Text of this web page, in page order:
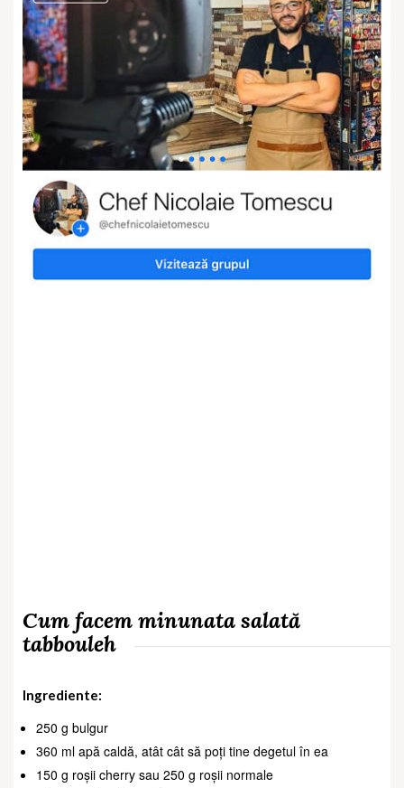
Cum facem minunata salată
tabbouleh
Ingrediente:
250 g bulgur
360 ml apă caldă, atât cât să poți tine degetul în ea
150 g roșii cherry sau 250 g roșii normale